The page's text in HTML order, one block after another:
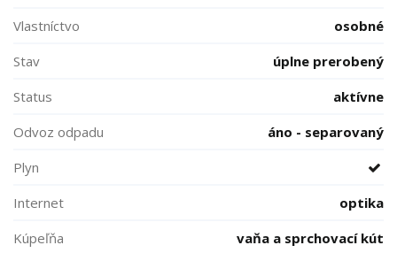
Vlastníctvo
osobné
Stav
úplne prerobený
Status
aktívne
Odvoz odpadu
áno - separovaný
Plyn
Internet
optika
Kúpeľňa
vaňa a sprchovací kút